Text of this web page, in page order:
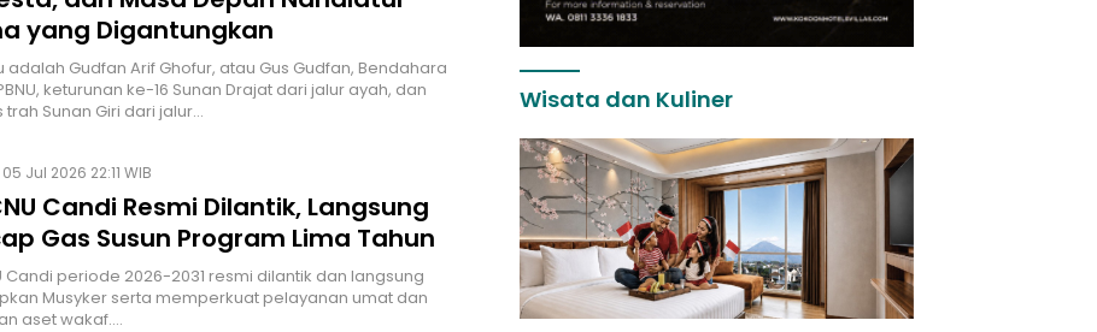
yang Digantungkan
adalah Gudfan Arif Ghofur, atau Gus Gudfan, Bendahara
keturunan ke-16 Sunan Drajat dari jalur ayah, dan
trah Sunan Giri dari jalur…
Jul 2026 22:11 WIB
Candi Resmi Dilantik, Langsung
Gas Susun Program Lima Tahun
Candi periode 2026-2031 resmi dilantik dan langsung
Musyker serta memperkuat pelayanan umat dan
aset wakaf.…
Wisata dan Kuliner